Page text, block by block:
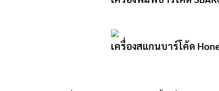
เครื่องสแกนบาร์โค้ด